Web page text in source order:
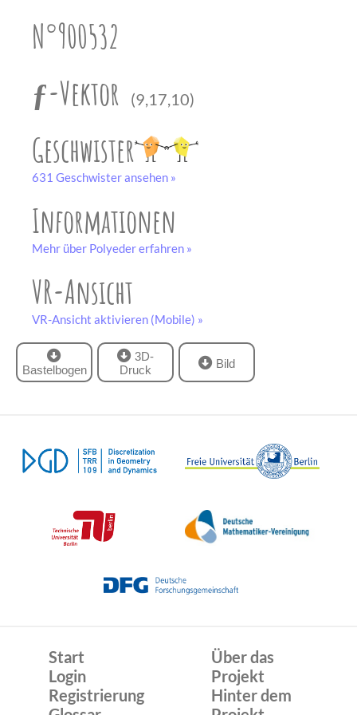
N°900532
ƒ-Vektor
(9,17,10)
Geschwister
631 Geschwister ansehen »
Informationen
Mehr über Polyeder erfahren »
VR-Ansicht
VR-Ansicht aktivieren (Mobile) »
Bastelbogen
3D-
Druck
Bild
Start
Login
Registrierung
Über das
Projekt
Hinter dem